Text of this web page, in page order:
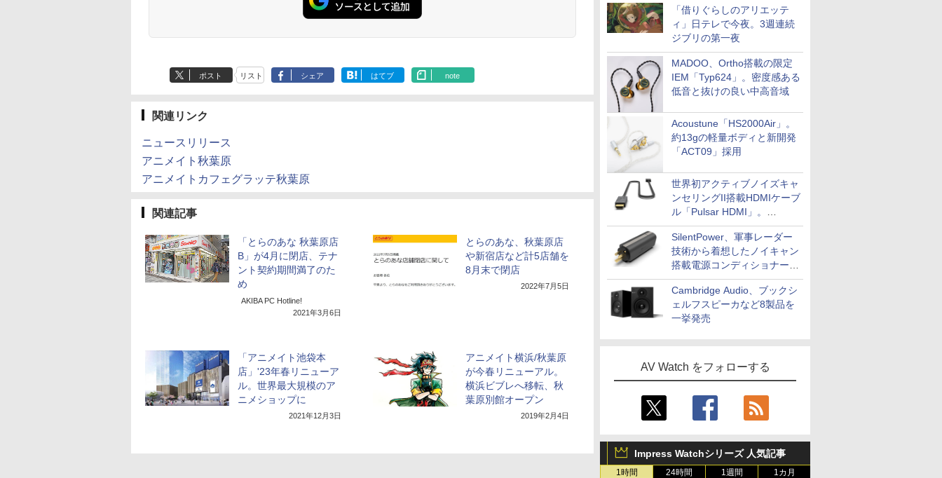
「借りぐらしのアリエッテ
ィ」日テレで今夜。3週連続
ジブリの第一夜
MADOO、Ortho搭載の限定
IEM「Typ624」。密度感ある
低音と抜けの良い中高音域
Acoustune「HS2000Air」。
約13gの軽量ボディと新開発
「ACT09」採用
世界初アクティブノイズキャ
ンセリングII搭載HDMIケーブ
ル「Pulsar HDMI」。
SilentPowerから
SilentPower、軍事レーダー
技術から着想したノイキャン
搭載電源コンディショナー
「AC iPurifier2」
Cambridge Audio、ブックシ
ェルフスピーカなど8製品を
一挙発売
AV Watch をフォローする
Impress Watchシリーズ 人気記事
1時間 24時間 1週間 1カ月
ポスト リスト シェア はてブ note
関連リンク
ニュースリリース
アニメイト秋葉原
アニメイトカフェグラッテ秋葉原
関連記事
「とらのあな 秋葉原店
B」が4月に閉店、テナ
ント契約期間満了のた
め
AKIBA PC Hotline!
2021年3月6日
とらのあな、秋葉原店
や新宿店など計5店舗を
8月末で閉店
2022年7月5日
「アニメイト池袋本
店」'23年春リニューア
ル。世界最大規模のア
ニメショップに
2021年12月3日
アニメイト横浜/秋葉原
が今春リニューアル。
横浜ビブレへ移転、秋
葉原別館オープン
2019年2月4日